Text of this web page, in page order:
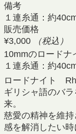
備考
１連糸通：約
販売価格
¥3,000
（税込）
10mmのロードナ
１連糸通：約
ロードナイト
ギリシャ語のバ
来。
慈愛の精神を維
感を解消したい時